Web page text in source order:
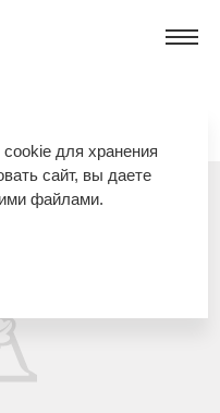
для хранения
сайт, вы даете
файлами.